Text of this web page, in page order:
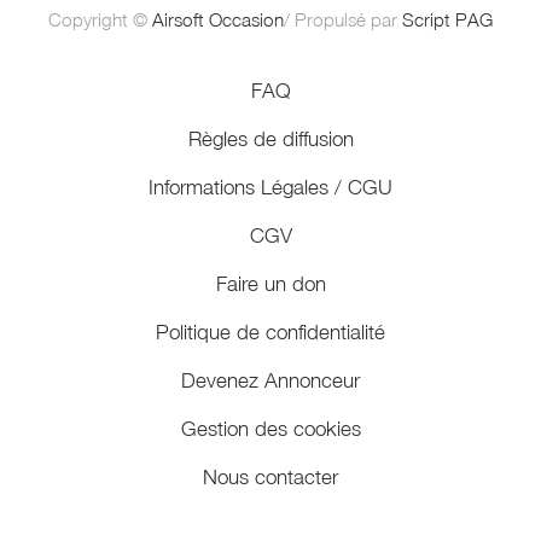
Copyright © Airsoft Occasion/ Propulsé par Script PAG
FAQ
Règles de diffusion
Informations Légales / CGU
CGV
Faire un don
Politique de confidentialité
Devenez Annonceur
Gestion des cookies
Nous contacter